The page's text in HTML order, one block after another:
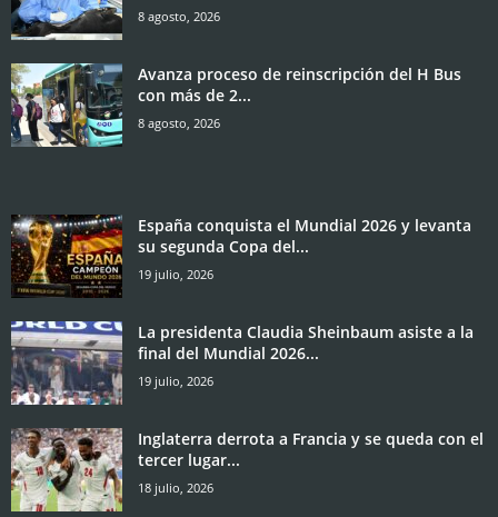
8 agosto, 2026
Avanza proceso de reinscripción del H Bus
con más de 2...
8 agosto, 2026
España conquista el Mundial 2026 y levanta
su segunda Copa del...
19 julio, 2026
La presidenta Claudia Sheinbaum asiste a la
final del Mundial 2026...
19 julio, 2026
Inglaterra derrota a Francia y se queda con el
tercer lugar...
18 julio, 2026